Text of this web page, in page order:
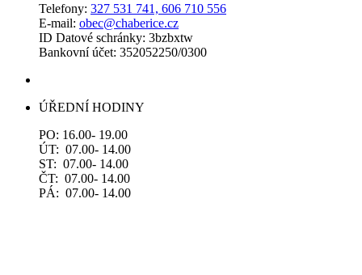
Telefony: 327 531 741, 606 710 556
E-mail: obec@chaberice.cz
ID Datové schránky: 3bzbxtw
Bankovní účet: 352052250/0300
ÚŘEDNÍ HODINY
PO: 16.00- 19.00
ÚT: 07.00- 14.00
ST: 07.00- 14.00
ČT: 07.00- 14.00
PÁ: 07.00- 14.00